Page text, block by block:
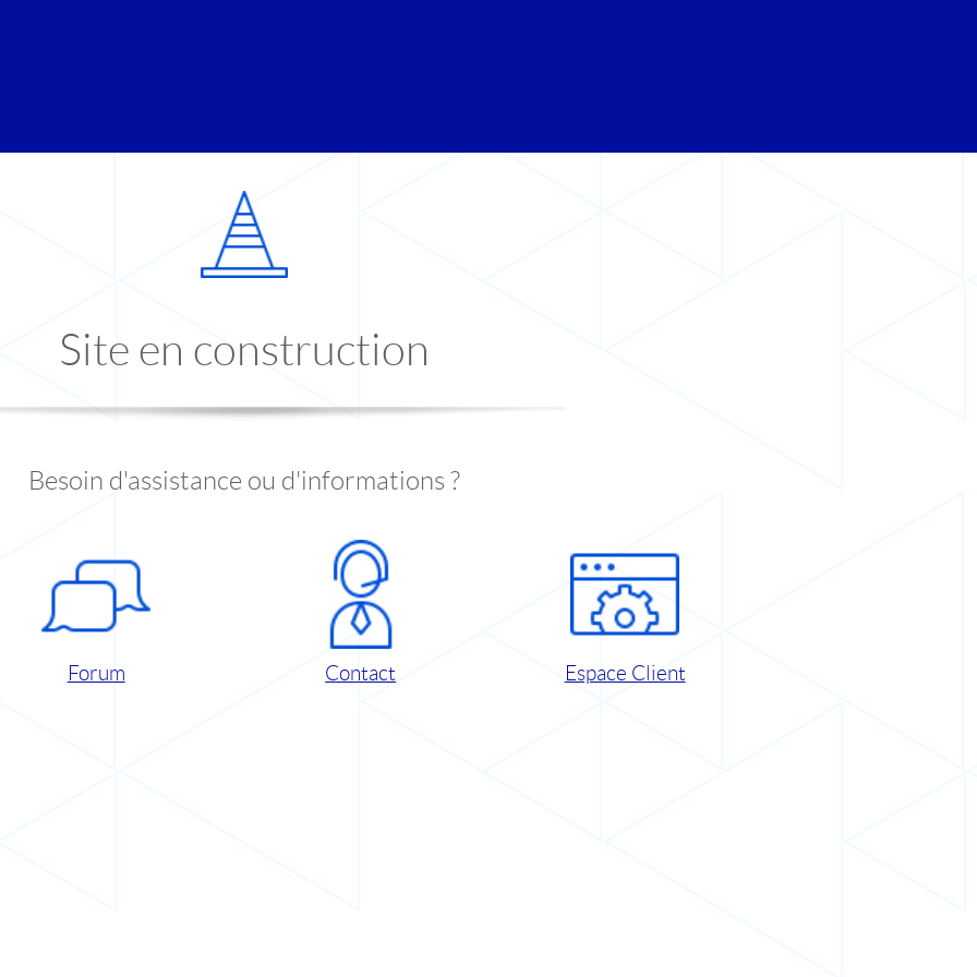
Site en construction
Besoin d'assistance ou d'informations ?
Forum Contact Espace Client